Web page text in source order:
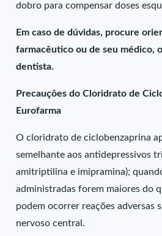
dobro para compensar doses
Em caso de dúvidas, procure
farmacêutico ou de seu médico,
dentista.
Precauções do Cloridrato de
Eurofarma
O cloridrato de ciclobenzaprina
semelhante aos antidepressivos
amitriptilina e imipramina);
administradas forem maiores do
podem ocorrer reações adversas
nervoso central.